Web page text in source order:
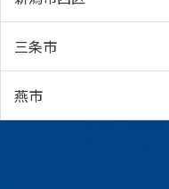
三条市
燕市